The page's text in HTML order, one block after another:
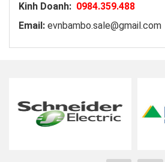
Kinh Doanh: 0984.359.488
Email: evnbambo.sale@gmail.com